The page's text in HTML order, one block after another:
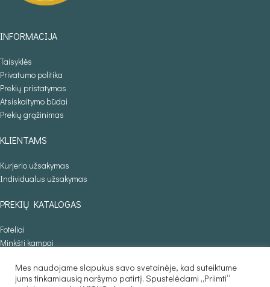
INFORMACIJA
Taisyklės
Privatumo politika
Prekių pristatymas
Atsiskaitymo būdai
Prekių grąžinimas
KLIENTAMS
Kurjerio užsakymas
Individualus užsakymas
PREKIŲ KATALOGAS
Foteliai
Minkšti kampai
Sofos lovos
Stalai
Mes naudojame slapukus savo svetainėje, kad suteiktume
jums tinkamiausią naršymo patirtį. Spustelėdami „Priimti“